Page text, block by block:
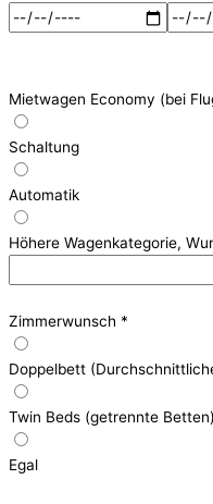
Mietwagen Economy (bei
Schaltung
Automatik
Höhere Wagenkategorie,
Zimmerwunsch *
Doppelbett
Twin Beds (getrennte Betten)
Egal